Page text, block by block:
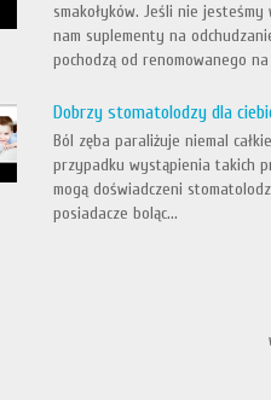
smakołyków. Jeśli nie jesteśmy
nam suplementy na
pochodzą od renomowanego
Dobrzy stomatolodzy dla
Ból zęba paraliżuje niemal
przypadku wystąpienia takich
mogą doświadczeni
posiadacze boląc...